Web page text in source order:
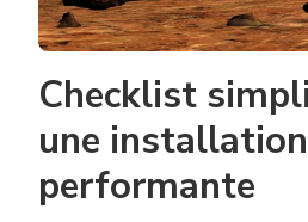
Checklist
une installation
performante